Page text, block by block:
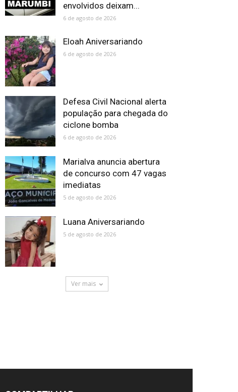
envolvidos deixam...
6 de agosto de 2026
Eloah Aniversariando
6 de agosto de 2026
Defesa Civil Nacional alerta
população para chegada do
ciclone bomba
6 de agosto de 2026
Marialva anuncia abertura
de concurso com 47 vagas
imediatas
5 de agosto de 2026
Luana Aniversariando
5 de agosto de 2026
Ver mais